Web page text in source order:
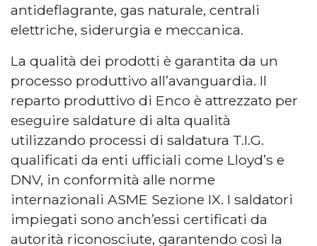
antideflagrante, gas naturale, centrali
elettriche, siderurgia e meccanica.
La qualità dei prodotti è garantita da un
processo produttivo all’avanguardia. Il
reparto produttivo di Enco è attrezzato per
eseguire saldature di alta qualità
utilizzando processi di saldatura T.I.G.
qualificati da enti ufficiali come Lloyd’s e
DNV, in conformità alle norme
internazionali ASME Sezione IX. I saldatori
impiegati sono anch’essi certificati da
autorità riconosciute, garantendo così la